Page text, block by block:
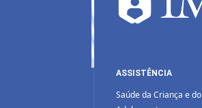
ASSISTÊNCIA
Saúde da Criança e do